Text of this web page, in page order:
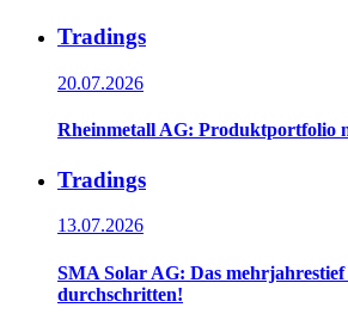
Tradings
20.07.2026
Rheinmetall AG: Produktportfolio
Tradings
13.07.2026
SMA Solar AG: Das
durchschritten!